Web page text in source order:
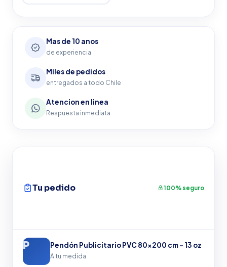
Mas de 10 anos
de experiencia
Miles de pedidos
entregados a todo Chile
Atencion en linea
Respuesta inmediata
Tu pedido 100% seguro
Pendón Publicitario PVC 80×200 cm – 13 oz
A tu medida